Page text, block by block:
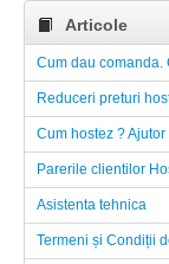
Articole
Cum dau comanda.
Reduceri preturi
Cum hostez ? Ajutor
Parerile clientilor
Asistenta tehnica
Termeni și Condiții
Host (Spatiu:
Domenii
200